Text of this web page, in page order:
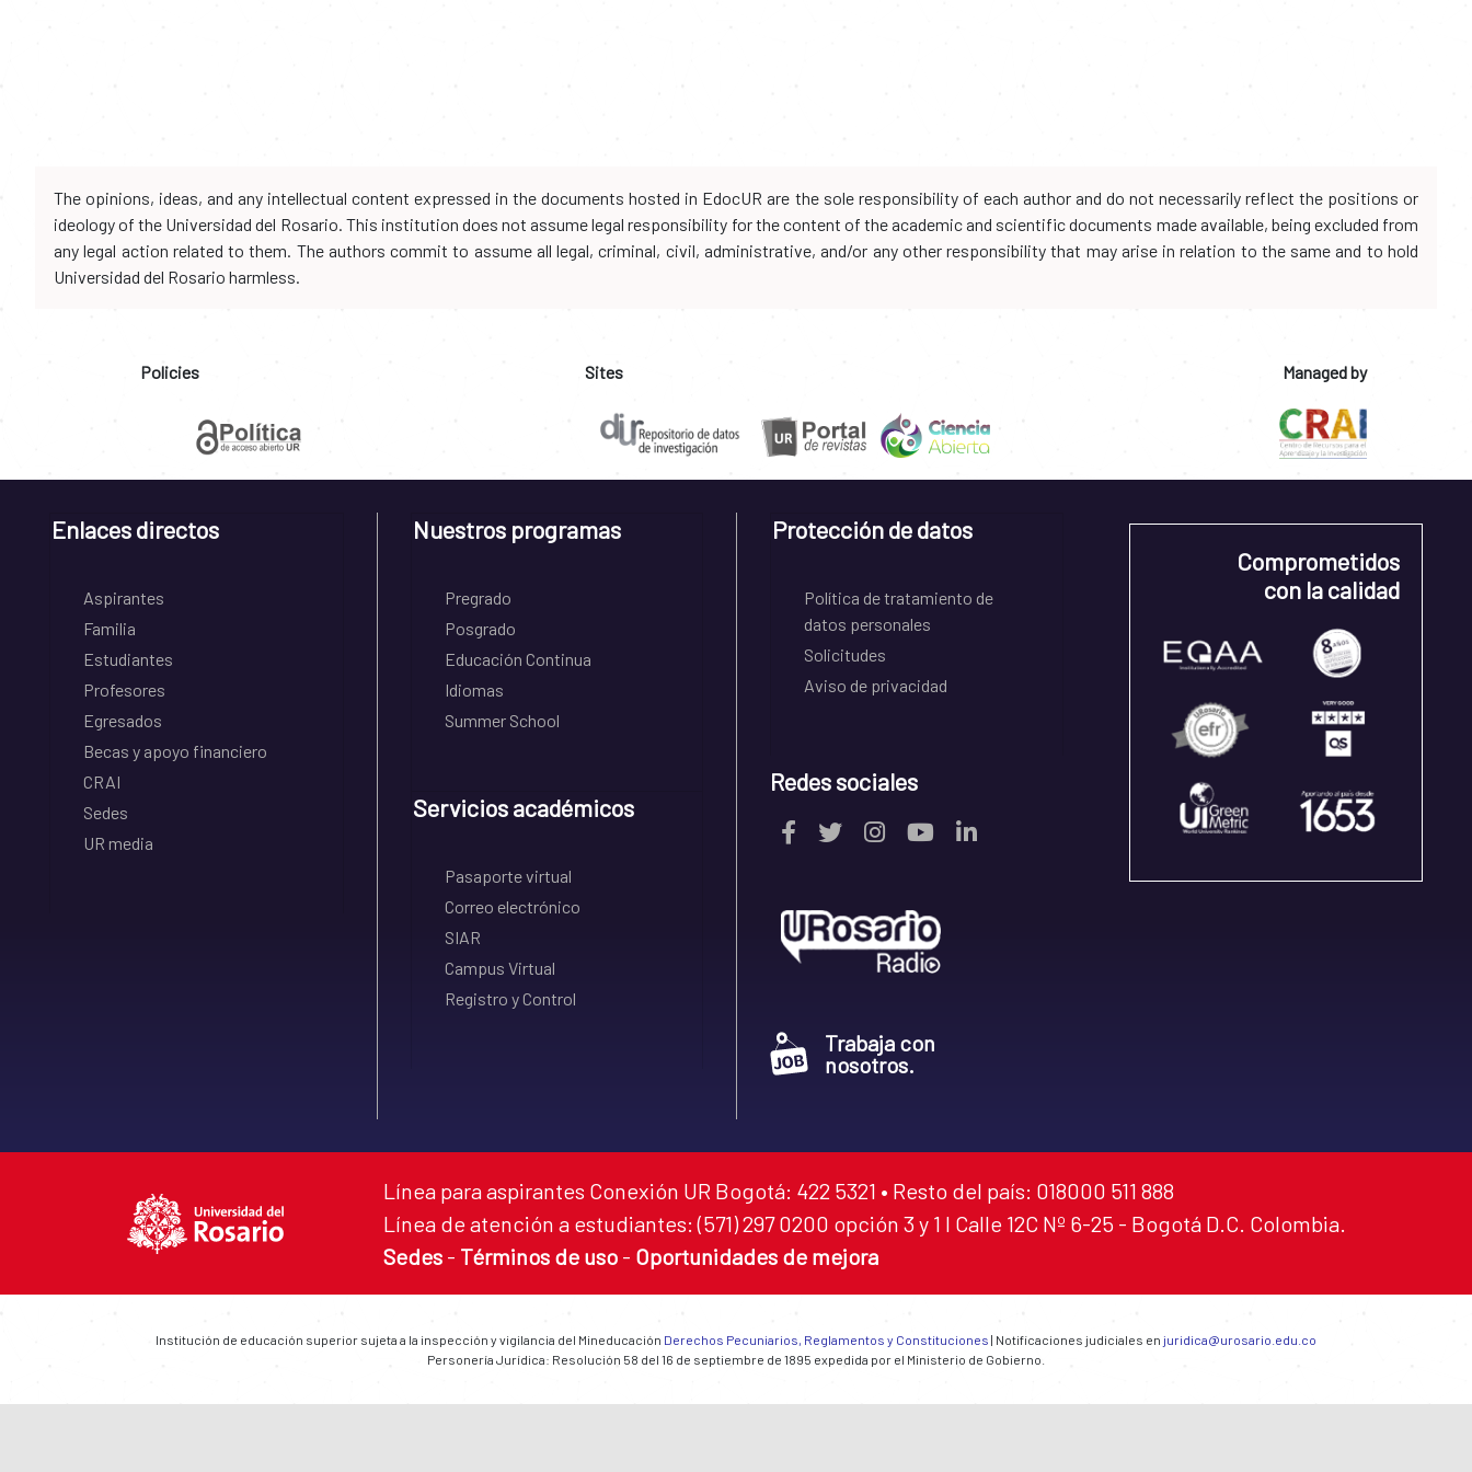
The opinions, ideas, and any intellectual content expressed in the documents hosted in EdocUR are the sole responsibility of each author and do not necessarily reflect the positions or
ideology of the Universidad del Rosario. This institution does not assume legal responsibility for the content of the academic and scientific documents made available, being excluded from
any legal action related to them. The authors commit to assume all legal, criminal, civil, administrative, and/or any other responsibility that may arise in relation to the same and to hold
Universidad del Rosario harmless.
Policies Sites Managed by
Enlaces directos
Aspirantes
Familia
Estudiantes
Profesores
Egresados
Becas y apoyo financiero
CRAI
Sedes
UR media
Nuestros programas
Pregrado
Posgrado
Educación Continua
Idiomas
Summer School
Servicios académicos
Pasaporte virtual
Correo electrónico
SIAR
Campus Virtual
Registro y Control
Protección de datos
Política de tratamiento de
datos personales
Solicitudes
Aviso de privacidad
Redes sociales
Trabaja con
nosotros.
Comprometidos
con la calidad
Línea para aspirantes Conexión UR Bogotá: 422 5321 • Resto del país: 018000 511 888
Línea de atención a estudiantes: (571) 297 0200 opción 3 y 1 I Calle 12C Nº 6-25 - Bogotá D.C. Colombia.
Sedes - Términos de uso - Oportunidades de mejora
Institución de educación superior sujeta a la inspección y vigilancia del Mineducación Derechos Pecuniarios, Reglamentos y Constituciones | Notificaciones judiciales en juridica@urosario.edu.co
Personería Jurídica: Resolución 58 del 16 de septiembre de 1895 expedida por el Ministerio de Gobierno.